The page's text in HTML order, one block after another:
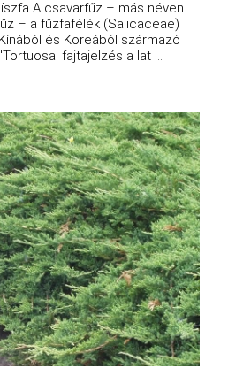
A csavarfűz – más néven
– a fűzfafélék (Salicaceae)
és Koreából származó
fajtajelzés a lat ...